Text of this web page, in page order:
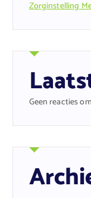
Zorginstelling
Geen reacties